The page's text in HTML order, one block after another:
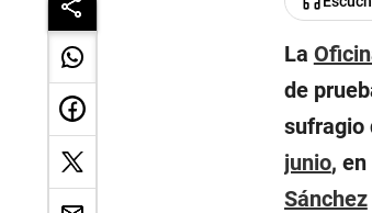
La
de
sufragio
junio,
Sánchez